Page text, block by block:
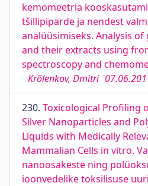
kemomeetria
tšillipiparde ja nendest
analüüsimiseks. Analysis
and their extracts using
spectroscopy and
Krõlenkov, Dmitri
230. Toxicological Profiling
Silver Nanoparticles and
Liquids with Medically
Mammalian Cells in vitro.
nanoosakeste ning
ioonvedelike toksilisuse